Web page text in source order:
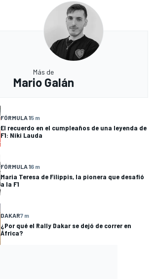
Más de
Mario Galán
FÓRMULA 15 m
El recuerdo en el cumpleaños de una leyenda de
F1: Niki Lauda
FÓRMULA 16 m
Maria Teresa de Filippis, la pionera que desafió
a la F1
DAKAR7 m
¿Por qué el Rally Dakar se dejó de correr en
África?